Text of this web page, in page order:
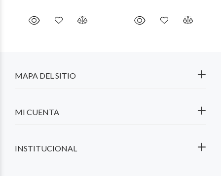
MAPA DEL SITIO
MI CUENTA
INSTITUCIONAL